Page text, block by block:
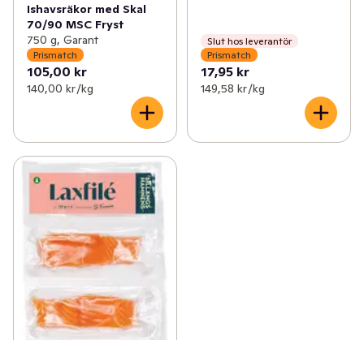
Ishavsräkor med Skal
70/90 MSC Fryst
750 g, Garant
Prismatch
105,00 kr
140,00 kr /kg
Slut hos leverantör
Prismatch
17,95 kr
149,58 kr /kg